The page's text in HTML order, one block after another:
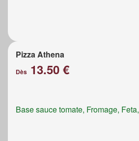
Pizza Athena
Dès 13.50 €
Base sauce tomate, Fromage,